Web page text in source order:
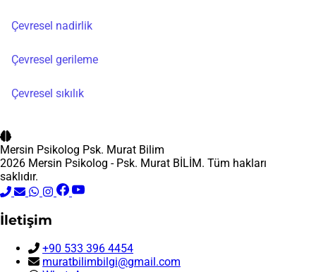
Çevresel nadirlik
Çevresel gerileme
Çevresel sıkılık
Mersin Psikolog Psk. Murat Bilim
2026 Mersin Psikolog - Psk. Murat BİLİM. Tüm hakları
saklıdır.
İletişim
+90 533 396 4454
muratbilimbilgi@gmail.com